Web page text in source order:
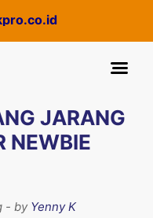
JARANG
NEWBIE
- by Yenny K